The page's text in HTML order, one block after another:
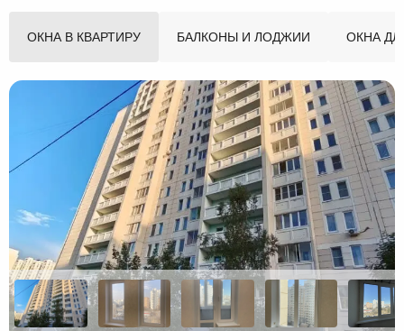
ОКНА В КВАРТИРУ БАЛКОНЫ И ЛОДЖИИ ОКНА